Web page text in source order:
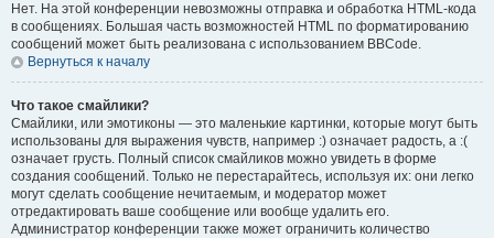
Нет. На этой конференции невозможны отправка и обработка HTML-кода
в сообщениях. Большая часть возможностей HTML по форматированию
сообщений может быть реализована с использованием BBCode.
Вернуться к началу
Что такое смайлики?
Смайлики, или эмотиконы — это маленькие картинки, которые могут быть
использованы для выражения чувств, например :) означает радость, а :(
означает грусть. Полный список смайликов можно увидеть в форме
создания сообщений. Только не перестарайтесь, используя их: они легко
могут сделать сообщение нечитаемым, и модератор может
отредактировать ваше сообщение или вообще удалить его.
Администратор конференции также может ограничить количество